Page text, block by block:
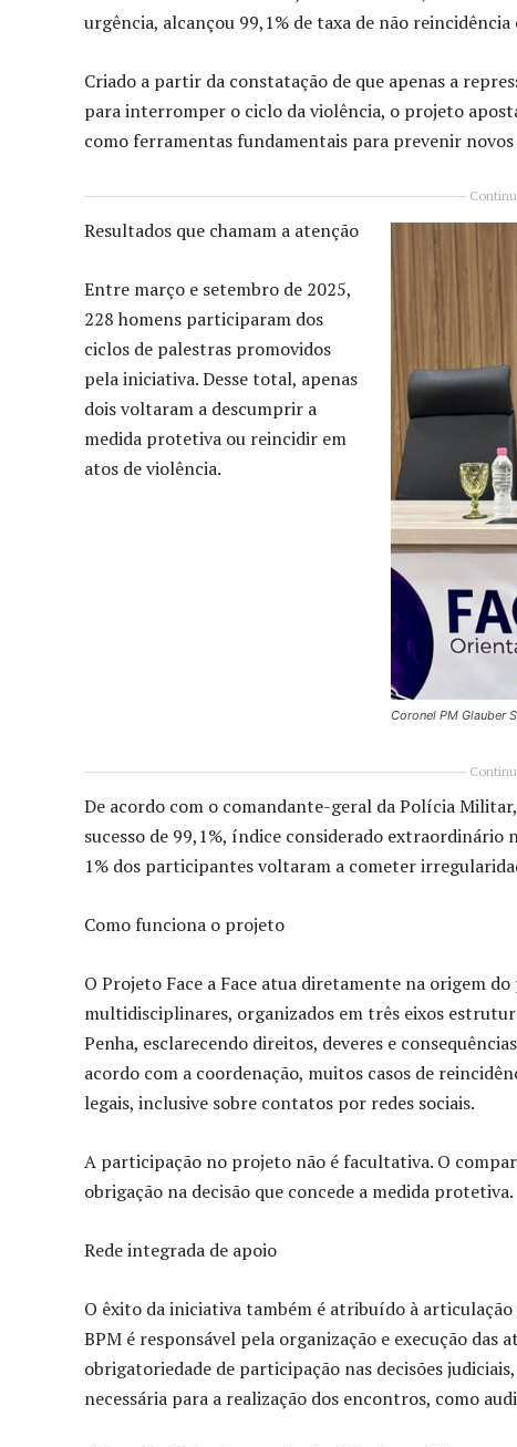
urgência, alcançou 99,1% de taxa de não
Criado a partir da constatação de que apenas a
para interromper o ciclo da violência, o projeto
como ferramentas fundamentais para prevenir novos
Coronel PM Glauber
Resultados que chamam a atenção
Entre março e setembro de 2025,
228 homens participaram dos
ciclos de palestras promovidos
pela iniciativa. Desse total, apenas
dois voltaram a descumprir a
medida protetiva ou reincidir em
atos de violência.
De acordo com o comandante-geral da Polícia
sucesso de 99,1%, índice considerado
1% dos participantes voltaram a cometer
Como funciona o projeto
O Projeto Face a Face atua diretamente na origem
multidisciplinares, organizados em três eixos
Penha, esclarecendo direitos, deveres e
acordo com a coordenação, muitos casos de
legais, inclusive sobre contatos por redes sociais.
A participação no projeto não é facultativa. O
obrigação na decisão que concede a medida protetiva.
Rede integrada de apoio
O êxito da iniciativa também é atribuído à
BPM é responsável pela organização e execução das
obrigatoriedade de participação nas decisões
necessária para a realização dos encontros, como